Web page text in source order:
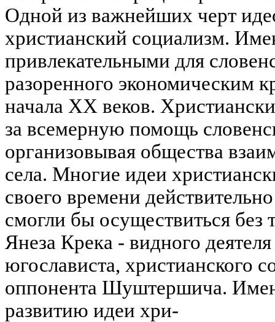
Одной из важнейших черт
христианский социализм.
привлекательными для
разоренного экономическим
начала XX веков.
за всемерную помощь
организовывая общества
села. Многие идеи
своего времени
смогли бы осуществиться без
Янеза Крека - видного
югослависта, христианского
оппонента Шуштершича.
развитию идеи хри-